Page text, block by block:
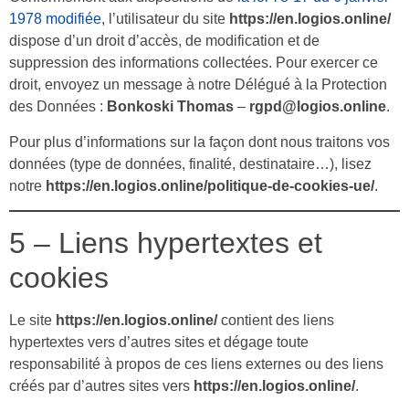
1978 modifiée, l’utilisateur du site https://en.logios.online/
dispose d’un droit d’accès, de modification et de
suppression des informations collectées. Pour exercer ce
droit, envoyez un message à notre Délégué à la Protection
des Données : Bonkoski Thomas – rgpd@logios.online.
Pour plus d’informations sur la façon dont nous traitons vos
données (type de données, finalité, destinataire…), lisez
notre https://en.logios.online/politique-de-cookies-ue/.
5 – Liens hypertextes et
cookies
Le site https://en.logios.online/contient des liens
hypertextes vers d’autres sites et dégage toute
responsabilité à propos de ces liens externes ou des liens
créés par d’autres sites vers https://en.logios.online/.